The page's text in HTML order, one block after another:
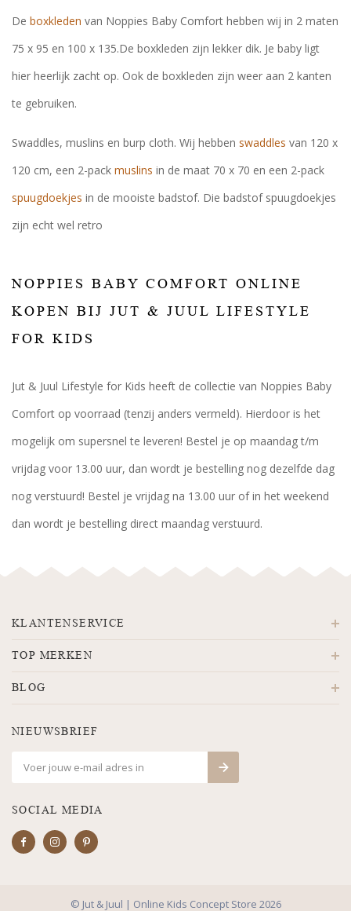
De boxkleden van Noppies Baby Comfort hebben wij in 2 maten
75 x 95 en 100 x 135.De boxkleden zijn lekker dik. Je baby ligt
hier heerlijk zacht op. Ook de boxkleden zijn weer aan 2 kanten
te gebruiken.
Swaddles, muslins en burp cloth. Wij hebben swaddles van 120 x
120 cm, een 2-pack muslins in de maat 70 x 70 en een 2-pack
spuugdoekjes in de mooiste badstof. Die badstof spuugdoekjes
zijn echt wel retro
NOPPIES BABY COMFORT ONLINE
KOPEN BIJ JUT & JUUL LIFESTYLE
FOR KIDS
Jut & Juul Lifestyle for Kids heeft de collectie van Noppies Baby
Comfort op voorraad (tenzij anders vermeld). Hierdoor is het
mogelijk om supersnel te leveren! Bestel je op maandag t/m
vrijdag voor 13.00 uur, dan wordt je bestelling nog dezelfde dag
nog verstuurd! Bestel je vrijdag na 13.00 uur of in het weekend
dan wordt je bestelling direct maandag verstuurd.
KLANTENSERVICE
TOP MERKEN
BLOG
NIEUWSBRIEF
SOCIAL MEDIA
© Jut & Juul | Online Kids Concept Store 2026